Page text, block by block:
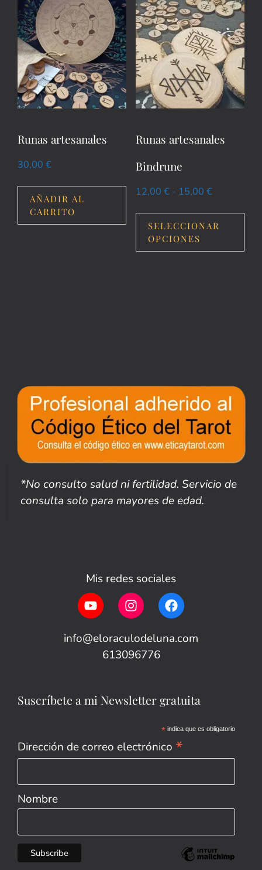
Runas artesanales
30,00 €
AÑADIR AL
CARRITO
Runas artesanales
Bindrune
12,00 € - 15,00 €
SELECCIONAR
OPCIONES
*No consulto salud ni fertilidad. Servicio de
consulta solo para mayores de edad.
Mis redes sociales
info@eloraculodeluna.com
613096776
Suscríbete a mi Newsletter gratuita
* indica que es obligatorio
Dirección de correo electrónico *
Nombre